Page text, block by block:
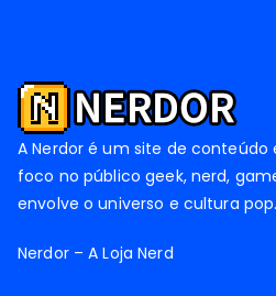
A Nerdor é um site de
foco no público geek, nerd,
envolve o universo e cultura pop.
Nerdor – A Loja Nerd